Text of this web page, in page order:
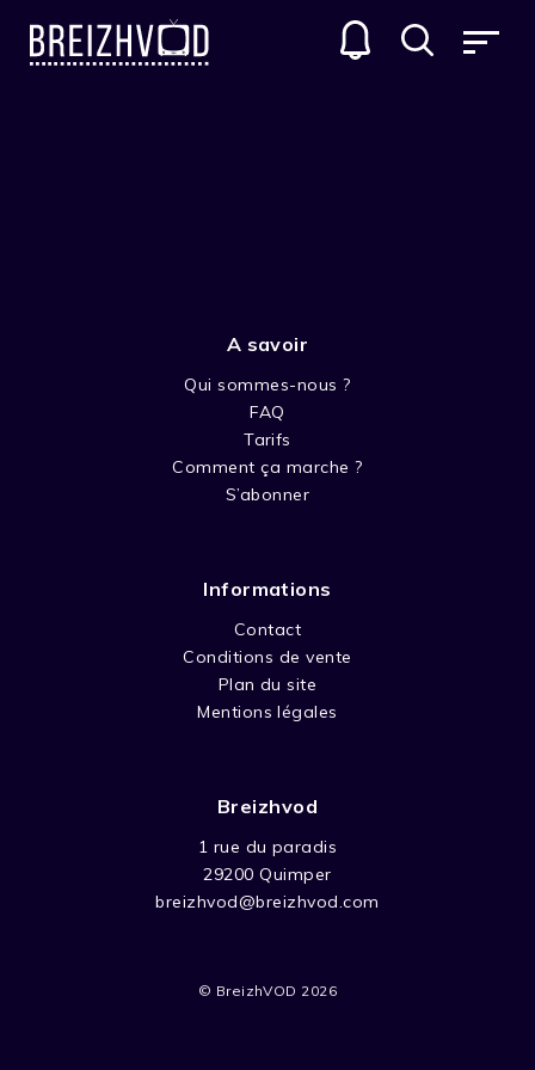
A savoir
Qui sommes-nous ?
FAQ
Tarifs
Comment ça marche ?
S’abonner
Informations
Contact
Conditions de vente
Plan du site
Mentions légales
Breizhvod
1 rue du paradis
29200 Quimper
breizhvod@breizhvod.com
© BreizhVOD 2026